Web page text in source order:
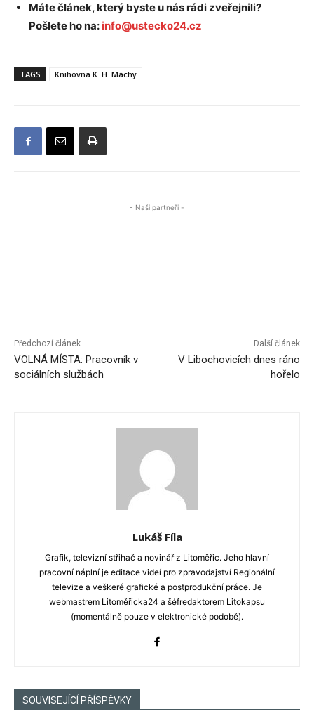
Máte článek, který byste u nás rádi zveřejnili?
Pošlete ho na: info@ustecko24.cz
TAGS Knihovna K. H. Máchy
- Naši partneři -
Předchozí článek
VOLNÁ MÍSTA: Pracovník v
sociálních službách
Další článek
V Libochovicích dnes ráno
hořelo
Lukáš Fíla
Grafik, televizní střihač a novinář z Litoměřic. Jeho hlavní
pracovní náplní je editace videí pro zpravodajství Regionální
televize a veškeré grafické a postprodukční práce. Je
webmastrem Litoměřicka24 a šéfredaktorem Litokapsu
(momentálně pouze v elektronické podobě).
SOUVISEJÍCÍ PŘÍSPĚVKY